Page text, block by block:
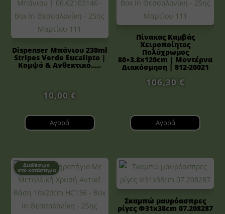
Dispenser Μπάνιου 230ml
Stripes Verde Eucalipto |
Κομψό & Ανθεκτικό.....
10,00 €
Αγορά
Πίνακας Καμβάς
Χειροποίητος
Πολύχρωμος
80×3.8x120cm | Μοντέρνα
Διακόσμηση | 812-20021
106,30 €
Αγορά
Διαθέσιμο
στο κατάστημα
Σκαμπώ μαυρόασπρες
ρίγες Φ31x38cm 07.208287